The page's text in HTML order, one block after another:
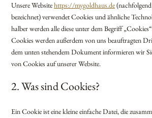
Unsere Websitehttps://mygoldhaus.de(nachfolgend
bezeichnet) verwendet Cookies und ähnliche
halber werden alle diese unter dem Begriff
Cookies werden außerdem von uns beauftragten
dem unten stehendem Dokument informieren wir
von Cookies auf unserer Website.
2. Was sind Cookies?
Ein Cookie ist eine kleine einfache Datei, die